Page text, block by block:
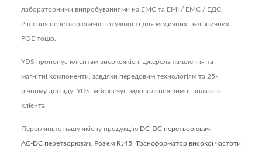
лабораторними випробуваннями на ЕМС та ЕМІ / ЕМС / ЕДС.
Рішення перетворювачів потужності для медичних, залізничних,
POE тощо.
YDS пропонує клієнтам високоякісні джерела живлення та
магнітні компоненти, завдяки передовим технологіям та 25-
річному досвіду, YDS забезпечує задоволення вимог кожного
клієнта.
Перегляньте нашу якісну продукцію DC-DC перетворювач
AC-DC перетворювач Роз'єм RJ45 Трансформатор високої частоти